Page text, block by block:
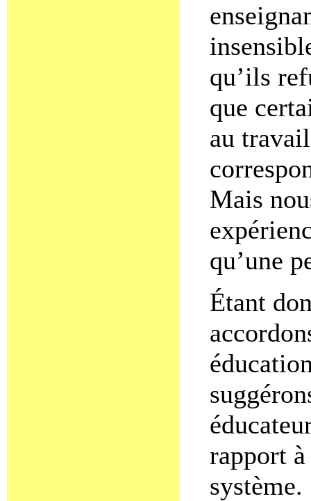
qu’ils
que
au
Mais
qu’une
Étant
rapport
système.